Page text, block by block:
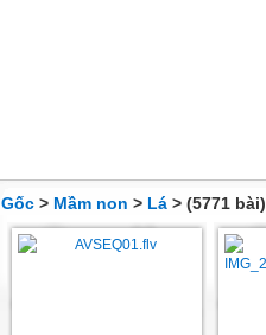
Gốc > Mầm non > Lá > (5771 bài)